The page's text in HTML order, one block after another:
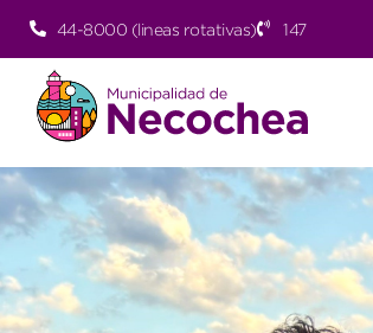
44-8000 (lineas rotativas) 147